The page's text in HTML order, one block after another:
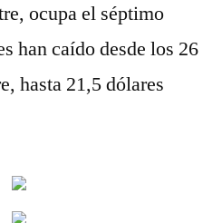
ocupa el séptimo
han caído desde los 26
hasta 21,5 dólares